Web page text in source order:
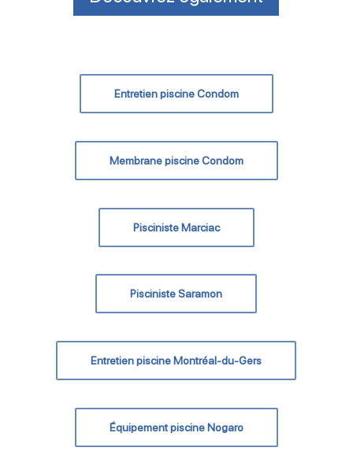
Entretien piscine Condom
Membrane piscine Condom
Pisciniste Marciac
Pisciniste Saramon
Entretien piscine Montréal-du-Gers
Équipement piscine Nogaro